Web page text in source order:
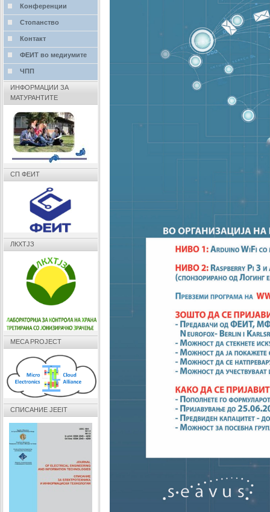
Конференции
Стопанство
Контакт
ФЕИТ во медиумите
ЧПП
ИНФОРМАЦИИ ЗА
МАТУРАНТИТЕ
СП ФЕИТ
ЛКХТЈЗ
MECA PROJECT
СПИСАНИЕ JEEIT